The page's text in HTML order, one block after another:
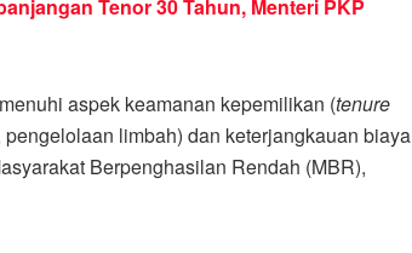
Tenor 30 Tahun, Menteri PKP
aspek keamanan kepemilikan (tenure
limbah) dan keterjangkauan biaya
Berpenghasilan Rendah (MBR),